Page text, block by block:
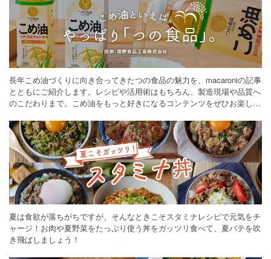
長年こめ油づくりに向き合ってきたつの食品の魅力を、macaroniの記事
とともにご紹介します。レシピや活用術はもちろん、製造現場や品質へ
のこだわりまで。こめ油をもっと好きになるコンテンツをぜひお楽しみ
夏は食欲が落ちがちですが、そんなときこそスタミナレシピで元気をチ
ャージ！お肉や夏野菜をたっぷり使う丼をガッツリ食べて、夏バテを吹
き飛ばしましょう！